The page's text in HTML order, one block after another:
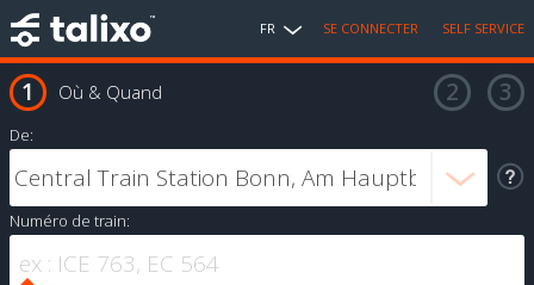
FR SE CONNECTER SELF SERVICE
Où & Quand
De:
Numéro de train: